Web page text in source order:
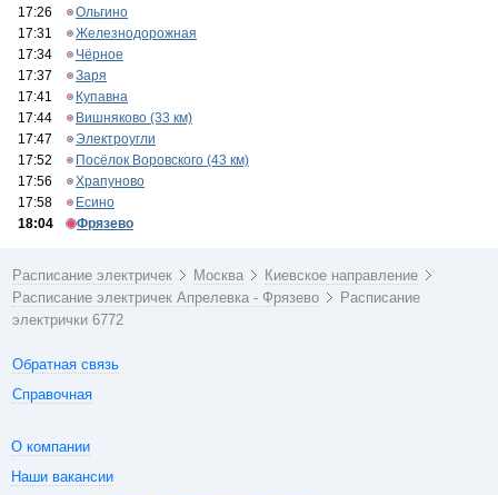
17:26
Ольгино
17:31
Железнодорожная
17:34
Чёрное
17:37
Заря
17:41
Купавна
17:44
Вишняково (33 км)
17:47
Электроугли
17:52
Посёлок Воровского (43 км)
17:56
Храпуново
17:58
Есино
18:04
Фрязево
Расписание электричек Москва
Киевское направление
Расписание электричек Апрелевка - Фрязево
Расписание
электрички 6772
Обратная связь
Справочная
О компании
Наши вакансии